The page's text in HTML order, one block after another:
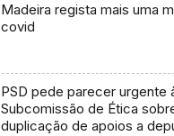
Madeira regista mais uma
covid
PSD pede parecer urgente
Subcomissão de Ética
duplicação de apoios a